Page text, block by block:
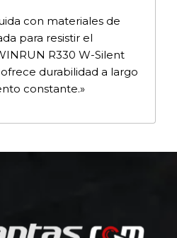
con materiales de
para resistir el
R330 W-Silent
ofrece durabilidad a largo
constante.»